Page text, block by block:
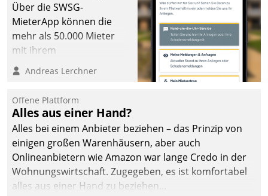
Über die SWSG-
MieterApp können die
mehr als 50.000 Mieter
mit ihrem
Wohnungsunternehmen
kommunizieren, auf dem
einsehen und ändern
oder
Schadensmeldungen
abgeben – rund um die
Uhr.
Andreas Lerchner
Offene Plattform
Alles aus einer Hand?
Alles bei einem Anbieter beziehen – das Prinzip von
einigen großen Warenhäusern, aber auch
Onlineanbietern wie Amazon war lange Credo in der
Wohnungswirtschaft. Zugegeben, es ist komfortabel
alles aus einer Hand zu beziehen...